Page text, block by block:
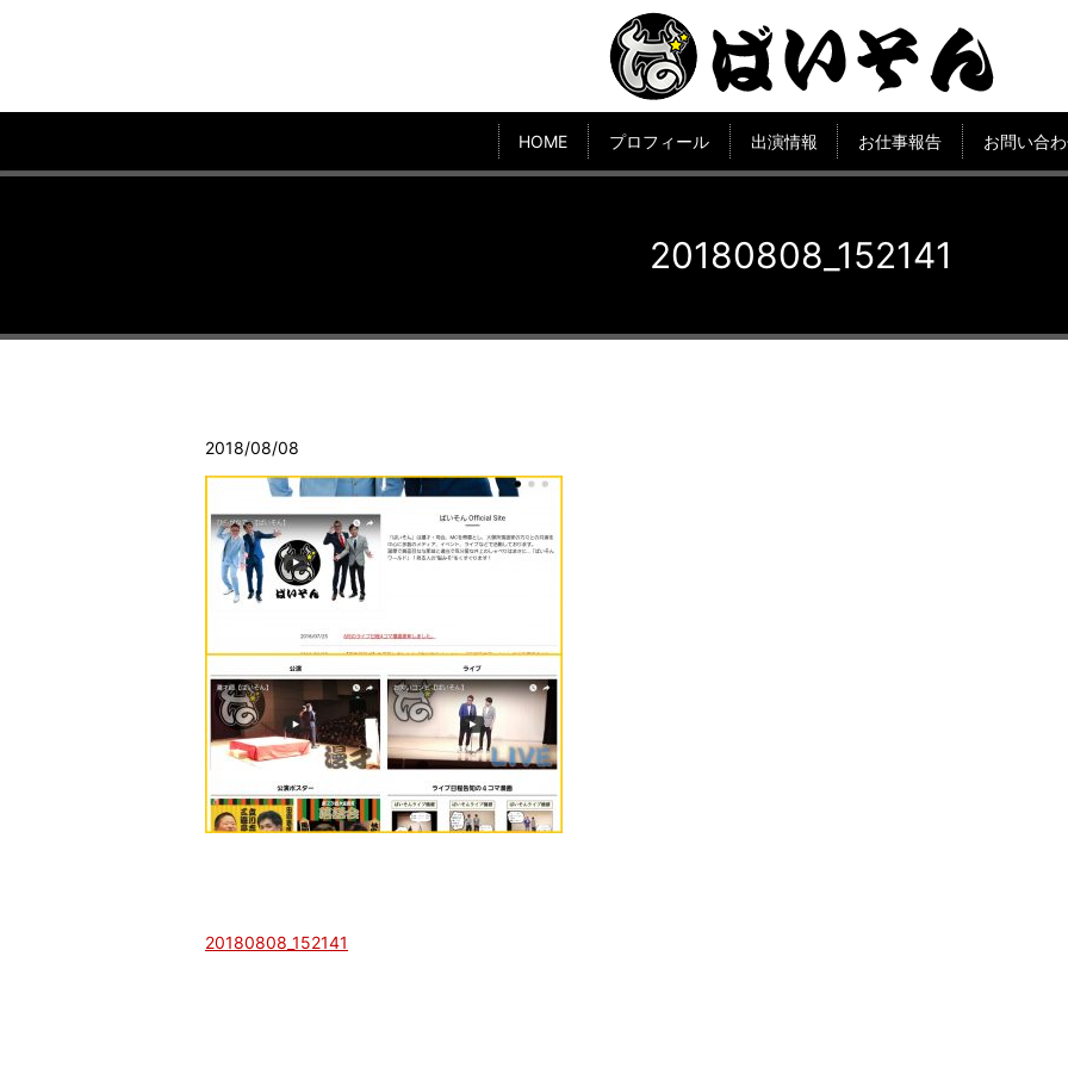
HOME プロフィール 出演情報 お仕事報告 お問い合
20180808_152141
2018/08/08
20180808_152141